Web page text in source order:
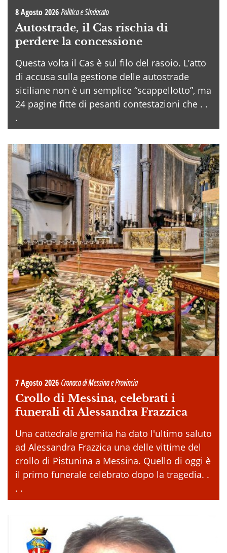
8 Agosto 2026Politica e Sindacato
Autostrade, il Cas rischia di
perdere la concessione
Questa volta il Cas è sul filo del rasoio. L’atto
di accusa sulla gestione delle autostrade
siciliane non è un semplice “scappellotto”, ma
24 pagine fitte di pesanti contestazioni che . .
.
7 Agosto 2026 Cronaca di Messina e Provincia
Crollo di Messina, celebrati i
funerali di Alessandra Frazzica
Una cattedrale gremita ha dato l'ultimo saluto
ad Alessandra Frazzica una delle vittime del
crollo di Pistunina a Messina. Quello di oggi è
il primo funerale celebrato dopo la tragedia. .
. .